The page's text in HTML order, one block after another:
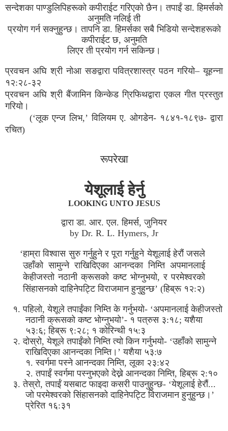
सन्देशका पाण्डुलिपिहरूको कपीराईट गरिएको छैन। तपाईं डा. हिमर्सको
अनुमति नलिई ती
प्रयोग गर्न सक्नुहुन्छ। तापनि डा. हिमर्सका सबै भिडियो सन्देशहरूको
कपीराईट छ, अनुमति
लिएर ती प्रयोग गर्न सकिन्छ।
प्रवचन अघि श्री नोआ सङद्वारा पवित्रशास्त्र पठन गरियो– यूहन्ना
१२:२८-३२
प्रवचन अघि श्री बैंजामिन किन्केड ग्रिफिथद्वारा एकल गीत प्रस्तुत
गरियो।
(‘लूक एन्ज लिभ,’ विलियम ए. ओगडेन- १८४१-१८९७- द्वारा
रचित)
रूपरेखा
येशूलाई हेर्नु
LOOKING UNTO JESUS
द्वारा डा. आर. एल. हिमर्स, जुनियर
by Dr. R. L. Hymers, Jr
‘हाम्रा विश्वास सुरु गर्नुहुने र पूरा गर्नुहुने येशूलाई हेरौं जसले
उहाँको सामुन्ने राखिदिएका आनन्दका निम्ति अपमानलाई
केहीजस्तो नठानी क्रूसको कष्ट भोग्नुभयो, र परमेश्वरको
सिंहासनको दाहिनेपट्टि विराजमान हुनुहुन्छ’ (हिब्रू १२:२)
१. पहिलो, येशूले तपाईंका निम्ति के गर्नुभयो- ‘अपमानलाई केहीजस्तो
नठानी क्रूसको कष्ट भोग्नुभयो’- १ पत्रुस ३:१८; यशैया
५३:६; हिब्रू ९:२८; १ कोरिन्थी १५:३
२. दोस्रो, येशूले तपाईंको निम्ति त्यो किन गर्नुभयो- ‘उहाँको सामुन्ने
राखिदिएका आनन्दका निम्ति।’ यशैया ५३:७
१. स्वर्गमा पस्ने आनन्दका निम्ति, लूका २३:४२
२. तपाईं स्वर्गमा पस्नुभएको देख्ने आनन्दका निम्ति, हिब्रू २:१०
३. तेस्रो, तपाईं यसबाट फाइदा कसरी पाउनुहुन्छ- ‘येशूलाई हेरौं...
जो परमेश्वरको सिंहासनको दाहिनेपट्टि विराजमान हुनुहुन्छ।’
प्रेरित १६:३१